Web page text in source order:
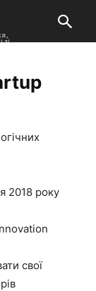
2018 року
свої